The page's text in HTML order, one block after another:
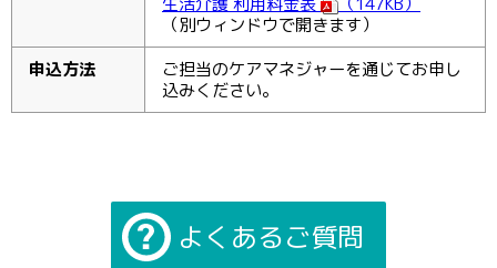
（別ウィンドウで開きます）
申込方法
ご担当のケアマネジャーを通じてお申し
込みください。
よくあるご質問